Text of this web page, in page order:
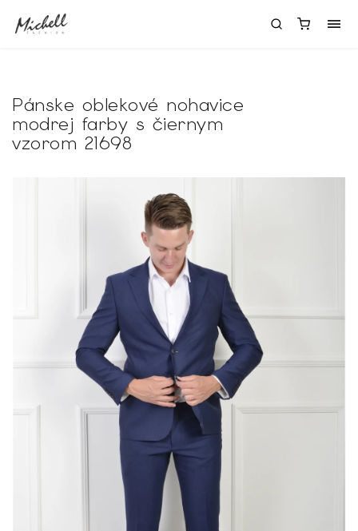
Pánske oblekové nohavice
modrej farby s čiernym
vzorom 21698